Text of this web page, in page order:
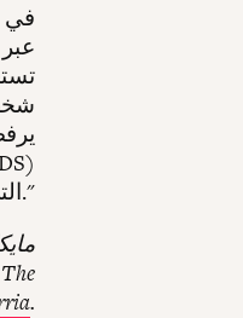
التي تطالب بها مجتمعاتها."
.